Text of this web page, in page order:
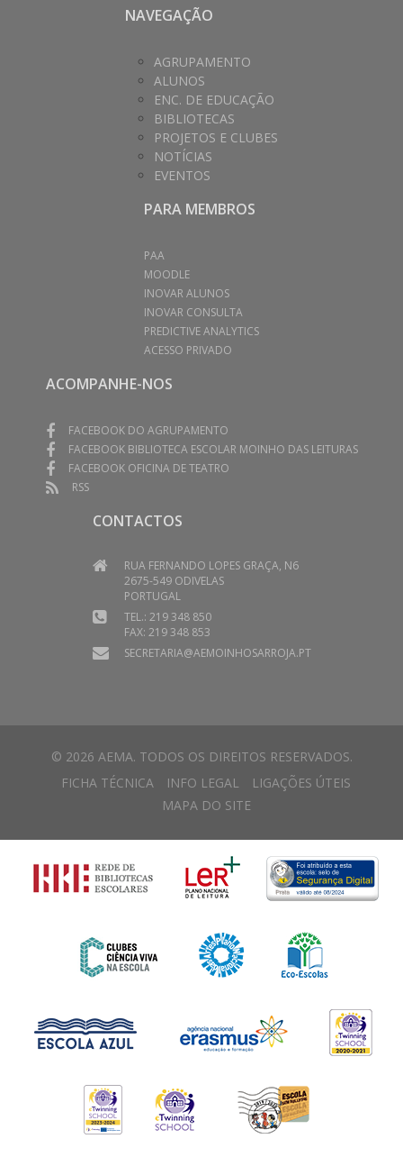
NAVEGAÇÃO
AGRUPAMENTO
ALUNOS
ENC. DE EDUCAÇÃO
BIBLIOTECAS
PROJETOS E CLUBES
NOTÍCIAS
EVENTOS
PARA MEMBROS
PAA
MOODLE
INOVAR ALUNOS
INOVAR CONSULTA
PREDICTIVE ANALYTICS
ACESSO PRIVADO
ACOMPANHE-NOS
FACEBOOK DO AGRUPAMENTO
FACEBOOK BIBLIOTECA ESCOLAR MOINHO DAS LEITURAS
FACEBOOK OFICINA DE TEATRO
RSS
CONTACTOS
RUA FERNANDO LOPES GRAÇA, N6
2675-549 ODIVELAS
PORTUGAL
TEL.: 219 348 850
FAX: 219 348 853
SECRETARIA@AEMOINHOSARROJA.PT
© 2026 AEMA. TODOS OS DIREITOS RESERVADOS.
FICHA TÉCNICA
INFO LEGAL
LIGAÇÕES ÚTEIS
MAPA DO SITE